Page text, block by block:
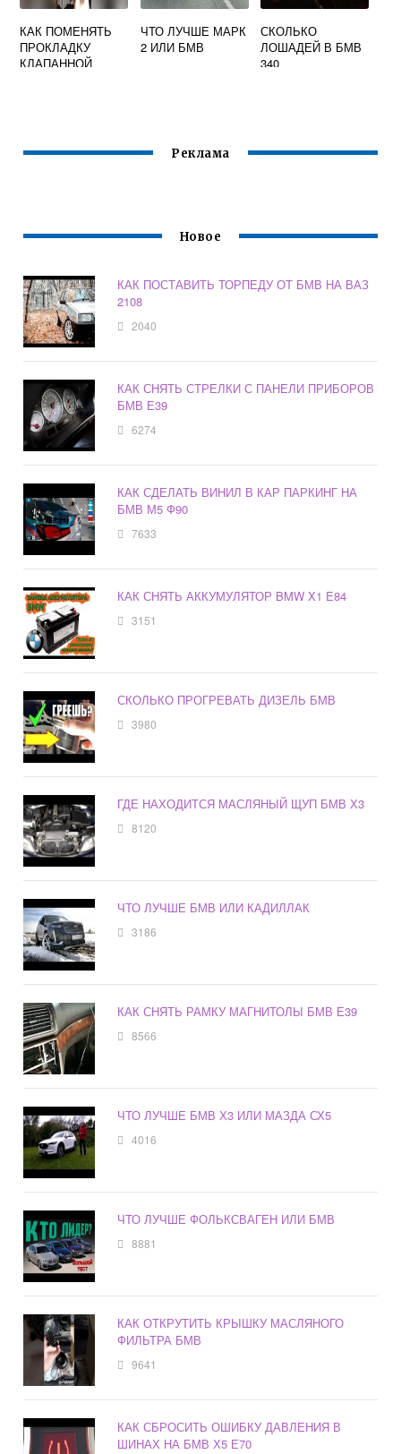
КАК ПОМЕНЯТЬ
ПРОКЛАДКУ
КЛАПАННОЙ
ЧТО ЛУЧШЕ МАРК
2 ИЛИ БМВ
СКОЛЬКО
ЛОШАДЕЙ В БМВ
340
Реклама
Новое
КАК ПОСТАВИТЬ ТОРПЕДУ ОТ БМВ НА ВАЗ
2108
2040
КАК СНЯТЬ СТРЕЛКИ С ПАНЕЛИ ПРИБОРОВ
БМВ Е39
6274
КАК СДЕЛАТЬ ВИНИЛ В КАР ПАРКИНГ НА
БМВ М5 Ф90
7633
КАК СНЯТЬ АККУМУЛЯТОР BMW X1 E84
3151
СКОЛЬКО ПРОГРЕВАТЬ ДИЗЕЛЬ БМВ
3980
ГДЕ НАХОДИТСЯ МАСЛЯНЫЙ ЩУП БМВ Х3
8120
ЧТО ЛУЧШЕ БМВ ИЛИ КАДИЛЛАК
3186
КАК СНЯТЬ РАМКУ МАГНИТОЛЫ БМВ Е39
8566
ЧТО ЛУЧШЕ БМВ Х3 ИЛИ МАЗДА СХ5
4016
ЧТО ЛУЧШЕ ФОЛЬКСВАГЕН ИЛИ БМВ
8881
КАК ОТКРУТИТЬ КРЫШКУ МАСЛЯНОГО
ФИЛЬТРА БМВ
9641
КАК СБРОСИТЬ ОШИБКУ ДАВЛЕНИЯ В
ШИНАХ НА БМВ Х5 Е70